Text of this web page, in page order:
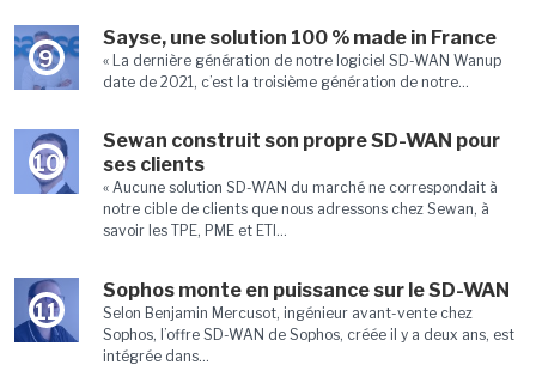
9
Sayse, une solution 100 % made in France
« La dernière génération de notre logiciel SD-WAN Wanup
date de 2021, c’est la troisième génération de notre...
10
Sewan construit son propre SD-WAN pour
ses clients
« Aucune solution SD-WAN du marché ne correspondait à
notre cible de clients que nous adressons chez Sewan, à
savoir les TPE, PME et ETI...
11
Sophos monte en puissance sur le SD-WAN
Selon Benjamin Mercusot, ingénieur avant-vente chez
Sophos, l’offre SD-WAN de Sophos, créée il y a deux ans, est
intégrée dans...